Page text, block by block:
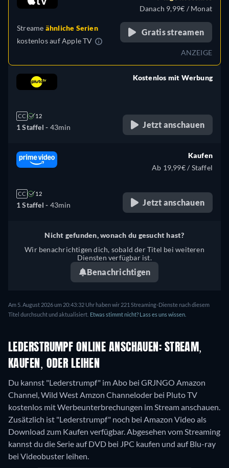
Streame ähnliche Serien
kostenlos aufApple TV
Danach 9,99€ / Monat
Gratis streamen
ANZEIGE
CC 12
1 Staffel - 43min
Kostenlos mit Werbung
Jetzt anschauen
CC 12
1 Staffel - 43min
Kaufen
Ab 19,99€ / Staffel
Jetzt anschauen
Nicht gefunden, wonach du gesucht hast?
Wir benachrichtigen dich, sobald der Titel bei weiteren
Diensten verfügbar ist.
Benachrichtigen
Am 5. August 2026 um 20:43:32 Uhr haben wir 221 Streaming-Dienste nach diesem
Titel durchsucht und aktualisiert. Etwas stimmt nicht? Lass es uns wissen.
LEDERSTRUMPF ONLINE ANSCHAUEN: STREAM,
KAUFEN, ODER LEIHEN
Du kannst "Lederstrumpf" im Abo bei GRJNGO Amazon
Channel, Wild West Amzon Channeloder bei Pluto TV
kostenlos mit Werbeunterbrechungen im Stream anschauen.
Zusätzlich ist "Lederstrumpf" noch bei Amazon Video als
Download zum Kaufen verfügbar. Abgesehen vom Streaming
kannst du die Serie auf DVD bei JPC kaufen und auf Blu-ray
bei Videobuster leihen.